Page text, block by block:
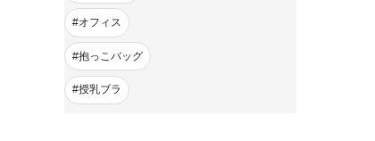
オフィス
抱っこバッグ
授乳ブラ